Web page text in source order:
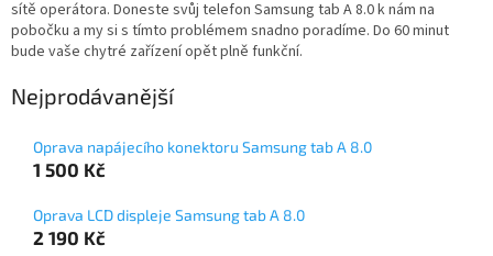
sítě operátora. Doneste svůj telefon Samsung tab A 8.0 k nám na
pobočku a my si s tímto problémem snadno poradíme. Do 60 minut
bude vaše chytré zařízení opět plně funkční.
Nejprodávanější
Oprava napájecího konektoru Samsung tab A 8.0
1 500 Kč
Oprava LCD displeje Samsung tab A 8.0
2 190 Kč